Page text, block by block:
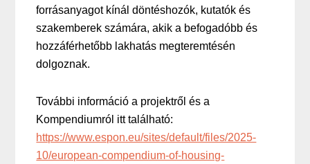
forrásanyagot kínál döntéshozók, kutatók és
szakemberek számára, akik a befogadóbb és
hozzáférhetőbb lakhatás megteremtésén
dolgoznak.
További információ a projektről és a
Kompendiumról itt található:
https://www.espon.eu/sites/default/files/2025-
10/european-compendium-of-housing-